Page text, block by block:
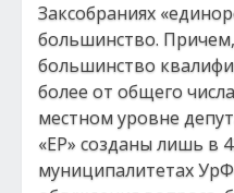
Заксобраниях
большинство.
большинство
более от общего
местном уровне
«ЕР» созданы лишь в
муниципалитетах